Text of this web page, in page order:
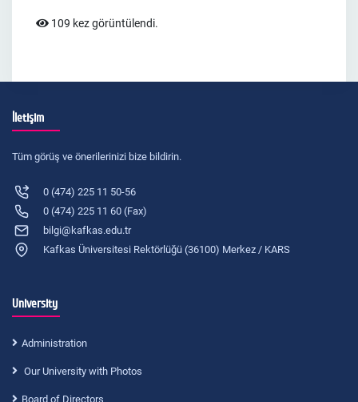
109 kez görüntülendi.
İletişim
Tüm görüş ve önerilerinizi bize bildirin.
0 (474) 225 11 50-56
0 (474) 225 11 60 (Fax)
bilgi@kafkas.edu.tr
Kafkas Üniversitesi Rektörlüğü (36100) Merkez / KARS
University
Administration
Our University with Photos
Board of Directors